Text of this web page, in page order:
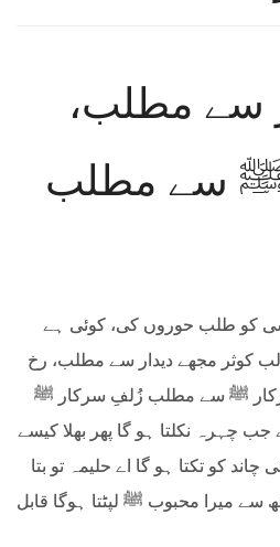
سے مطلب،
ﷺ سے مطلب
کو طلب حوروں کی، کوئی ہے
کوثر مجھے دیدار سے مطلب، رخ
ﷺ سے مطلب زُلفِ سرکار ﷺ
چہرہ نکلتا ہو گا پھر بھلا کیسے
چاند کو تکتا ہو گا اے حلیمہ تو بتا
سے میرا محبوب ﷺ لپٹتا ہوگا قابل